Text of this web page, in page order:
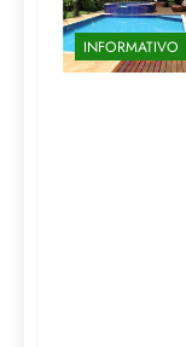
INFORMATIVO